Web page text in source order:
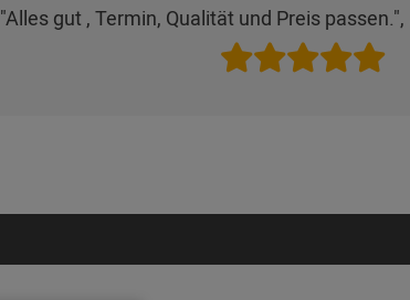
"Alles gut , Termin, Qualität und Preis passen.",